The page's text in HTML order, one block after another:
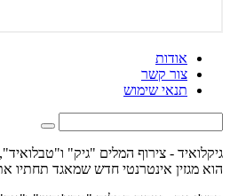
אודות
צור קשר
תנאי שימוש
גיקלואיד - צירוף המלים "גיק"
הוא מגזין אינטרנטי חדש שמאגד תחתיו